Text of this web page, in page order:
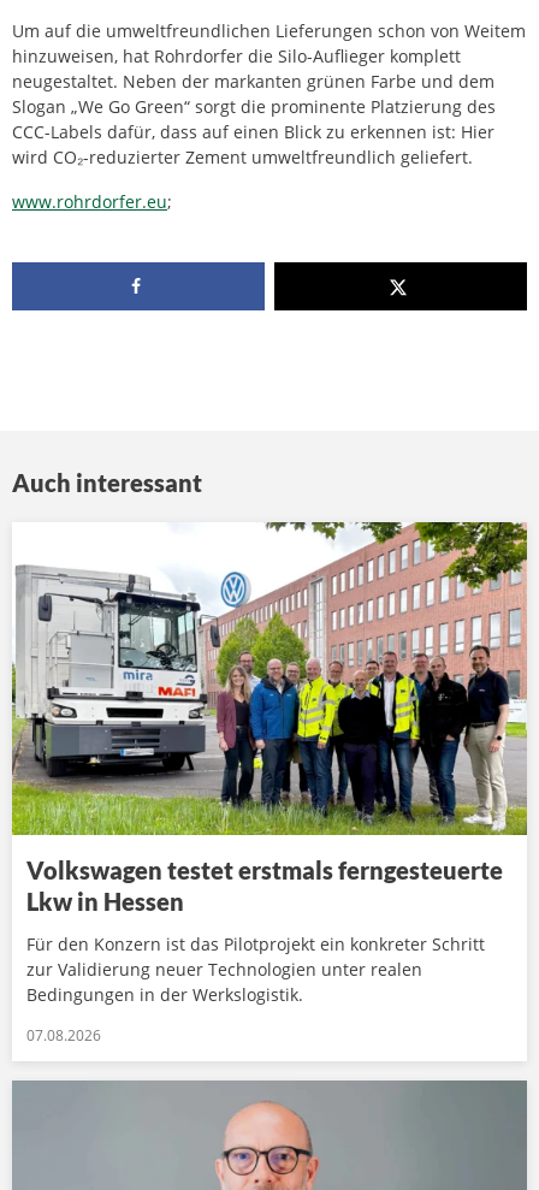
Um auf die umweltfreundlichen Lieferungen schon von Weitem
hinzuweisen, hat Rohrdorfer die Silo-Auflieger komplett
neugestaltet. Neben der markanten grünen Farbe und dem
Slogan „We Go Green“ sorgt die prominente Platzierung des
CCC-Labels dafür, dass auf einen Blick zu erkennen ist: Hier
wird CO₂-reduzierter Zement umweltfreundlich geliefert.
www.rohrdorfer.eu;
Auch interessant
Volkswagen testet erstmals ferngesteuerte
Lkw in Hessen
Für den Konzern ist das Pilotprojekt ein konkreter Schritt
zur Validierung neuer Technologien unter realen
Bedingungen in der Werkslogistik.
07.08.2026